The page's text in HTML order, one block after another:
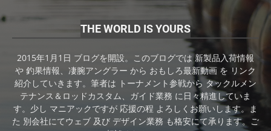
THE WORLD IS YOURS
2015年1月1日 ブログを開設。このブログでは 新製品入荷情報
や 釣果情報、凄腕アングラー から おもしろ最新動画 を リンク
紹介していきます。筆者は トーナメント参戦から タックルメン
テナンス＆ロッドカスタム、ガイド業務 に日々精進していま
す。少し マニアックですが 応援の程 よろしくお願いします。ま
た 別会社にてウェブ 及び デザイン業務 も格安にて承ります。ご